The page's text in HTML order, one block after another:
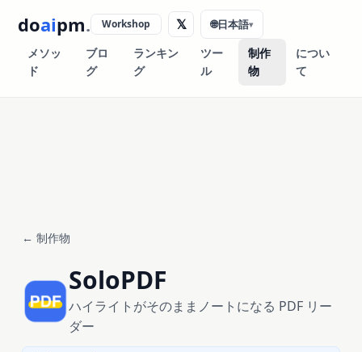
doaipm.
メソッ
ド
ブロ
グ
ランキン
グ
ツー
ル
制作
物
につい
て
Workshop 𝕏 🌐日本語▾
← 制作物
SoloPDF
ハイライトがそのままノートになる PDF リー
ダー